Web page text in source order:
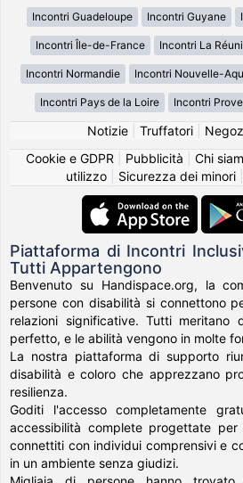
Incontri Guadeloupe Incontri Guyane
Incontri Île-de-France Incontri La
Incontri Normandie Incontri Nouvelle-
Incontri Pays de la Loire Incontri
Notizie| Truffatori|
Cookie e GDPR
Pubblicità Chi
utilizzo| Sicurezza dei minori|
Piattaforma di Incontri
Tutti Appartengono
Benvenuto su Handispace.org, la
persone con disabilità si connettono
relazioni significative. Tutti
perfetto, e le abilità vengono in molte
La nostra piattaforma di supporto
disabilità e coloro che apprezzano
resilienza.
Goditi l'accesso completamente
accessibilità complete progettate
connettiti con individui comprensivi e
in un ambiente senza giudizi.